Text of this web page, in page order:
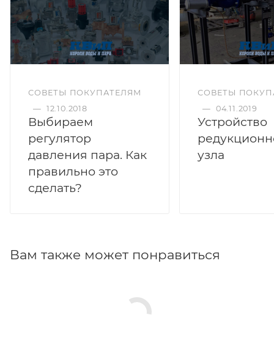
СОВЕТЫ ПОКУПАТЕЛЯМ
— 12.10.2018
Выбираем
регулятор
давления пара. Как
правильно это
сделать?
СОВЕТЫ
— 04.11.2019
Устройство
узла
Вам также может понравиться